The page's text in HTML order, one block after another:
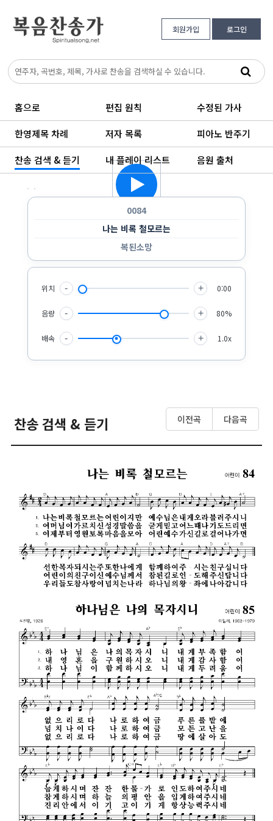
회원가입 로그인
홈으로 편집 원칙 수정된 가사
한영제목 차례 저자 목록 피아노 반주기
찬송 검색 & 듣기 내 플레이 리스트 음원 출처
순서대로 한 번 듣기
순서대로 반복 듣기
랜덤으로 듣기
한 곡만 반복 듣기
0084
나는 비록 철모르는
복된소망
위치 - + 0:00
음량 - + 80%
배속 - + 1.0x
찬송 검색 & 듣기 이전곡 다음곡